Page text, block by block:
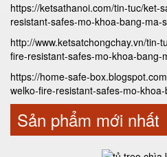
https://ketsathanoi.com/tin-tuc/ket-
resistant-safes-mo-khoa-bang-ma-
http://www.ketsatchongchay.vn/tin-
fire-resistant-safes-mo-khoa-bang-
https://home-safe-
welko-fire-resistant-safes-mo-
Sản phẩm mới nhất